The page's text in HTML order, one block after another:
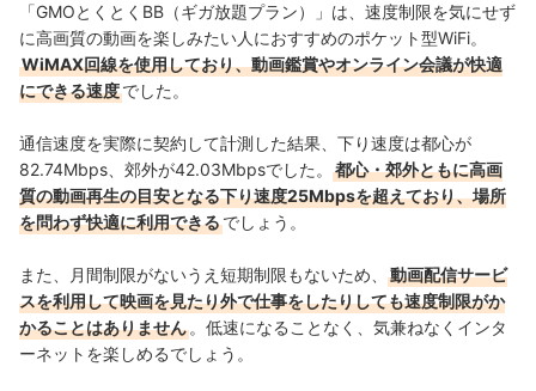
「GMOとくとくBB（ギガ放題プラン）」は、速度制限を気にせず
に高画質の動画を楽しみたい人におすすめのポケット型WiFi。
WiMAX回線を使用しており、動画鑑賞やオンライン会議が快適
にできる速度でした。
通信速度を実際に契約して計測した結果、下り速度は都心が
82.74Mbps、郊外が42.03Mbpsでした。
都心・郊外ともに高画
質の動画再生の目安となる下り速度25Mbpsを超えており、場所
を問わず快適に利用できるでしょう。
また、月間制限がないうえ短期制限もないため、
動画配信サービ
スを利用して映画を見たり外で仕事をしたりしても速度制限がか
かることはありません。低速になることなく、気兼ねなくインタ
ーネットを楽しめるでしょう。